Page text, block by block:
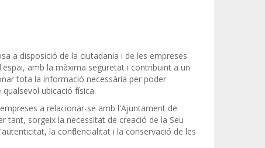
a disposició de la ciutadania i de les empreses
amb la màxima seguretat i contribuint a un
tota la informació necessària per poder
ubicació física.
a relacionar-se amb l'Ajuntament de
tant, sorgeix la necessitat de creació de la Seu
la confidencialitat i la conservació de les